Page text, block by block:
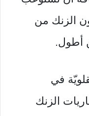
الزنك من
أطول.
في
الزنك